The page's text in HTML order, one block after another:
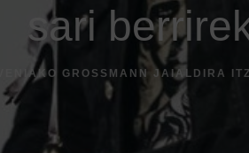
sari
GROSSMANN JAIALDIRA